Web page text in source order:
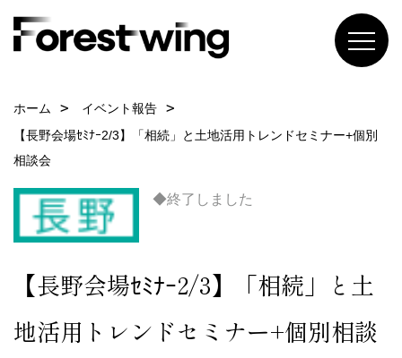
ホーム
イベント報告
【長野会場ｾﾐﾅｰ2/3】「相続」と土地活用トレンドセミナー+個別
相談会
◆終了しました
【長野会場ｾﾐﾅｰ2/3】「相続」と土
地活用トレンドセミナー+個別相談